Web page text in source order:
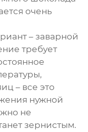
очень
– заварной
требует
– все это
нужной
не
зернистым.